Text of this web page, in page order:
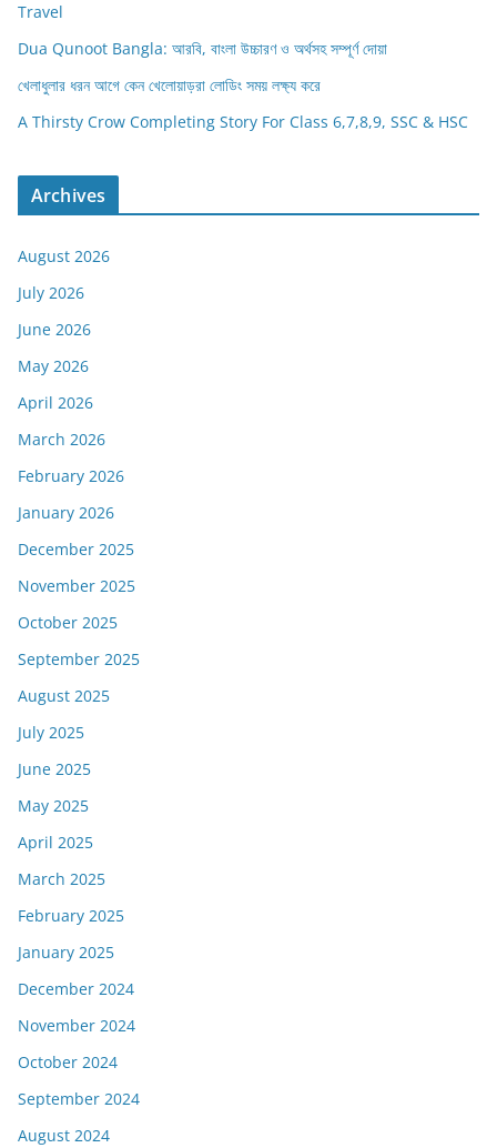
Travel
Dua Qunoot Bangla: আরবি, বাংলা উচ্চারণ ও অর্থসহ সম্পূর্ণ দোয়া
খেলাধুলার ধরন আগে কেন খেলোয়াড়রা লোডিং সময় লক্ষ্য করে
A Thirsty Crow Completing Story For Class 6,7,8,9, SSC & HSC
Archives
August 2026
July 2026
June 2026
May 2026
April 2026
March 2026
February 2026
January 2026
December 2025
November 2025
October 2025
September 2025
August 2025
July 2025
June 2025
May 2025
April 2025
March 2025
February 2025
January 2025
December 2024
November 2024
October 2024
September 2024
August 2024